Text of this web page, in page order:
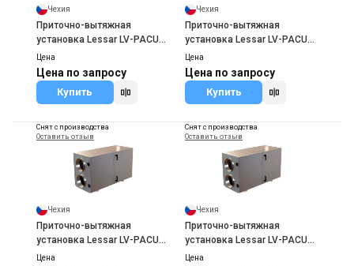
Чехия
Приточно-вытяжная
установка Lessar LV-PACU
400 HE
Цена
Цена по запросу
Купить
Чехия
Приточно-вытяжная
установка Lessar LV-PACU
700 HE
Цена
Цена по запросу
Купить
Снят с производства
Оставить отзыв
Чехия
Приточно-вытяжная
установка Lessar LV-PACU
1500 HE
Цена
Снят с производства
Оставить отзыв
Чехия
Приточно-вытяжная
установка Lessar LV-PACU
1900 HE
Цена